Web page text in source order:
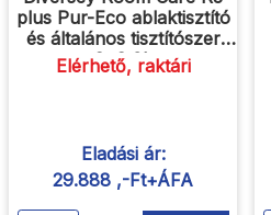
plus Pur-Eco ablaktisztító
és általános tisztítószer
2*2,0L
Elérhető, raktári
Eladási ár:
29.888 ,-Ft+ÁFA